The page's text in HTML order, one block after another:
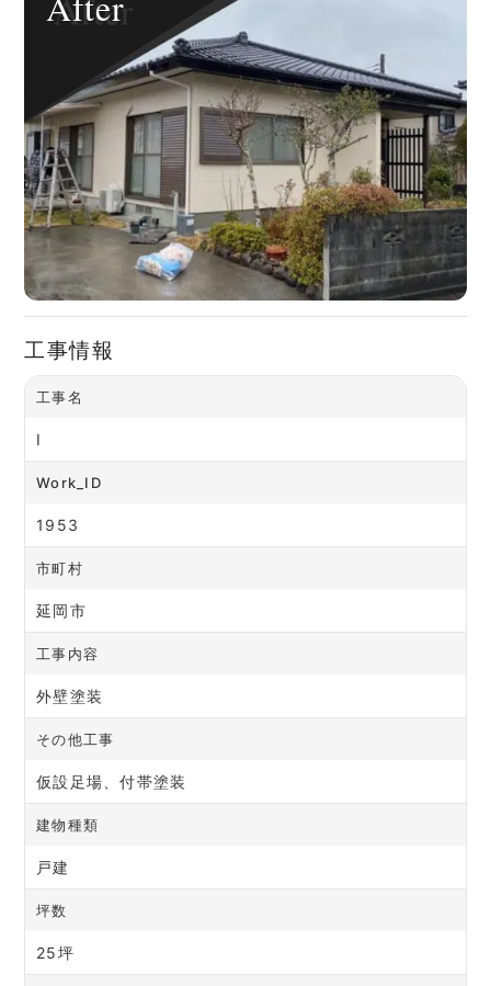
工事情報
工事名
I
Work_ID
1953
市町村
延岡市
工事内容
外壁塗装
その他工事
仮設足場、付帯塗装
建物種類
戸建
坪数
25坪